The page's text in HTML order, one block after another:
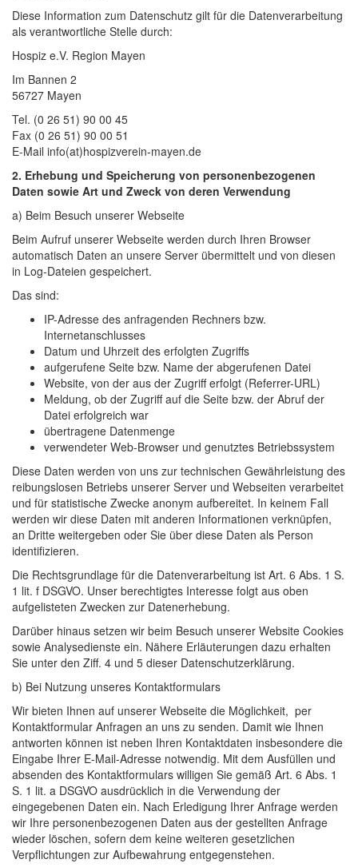
Diese Information zum Datenschutz gilt für die Datenverarbeitung
als verantwortliche Stelle durch:
Hospiz e.V. Region Mayen
Im Bannen 2
56727 Mayen
Tel. (0 26 51) 90 00 45
Fax (0 26 51) 90 00 51
E-Mail info(at)hospizverein-mayen.de
2. Erhebung und Speicherung von personenbezogenen
Daten sowie Art und Zweck von deren Verwendung
a) Beim Besuch unserer Webseite
Beim Aufruf unserer Webseite werden durch Ihren Browser
automatisch Daten an unsere Server übermittelt und von diesen
in Log-Dateien gespeichert.
Das sind:
IP-Adresse des anfragenden Rechners bzw.
Internetanschlusses
Datum und Uhrzeit des erfolgten Zugriffs
aufgerufene Seite bzw. Name der abgerufenen Datei
Website, von der aus der Zugriff erfolgt (Referrer-URL)
Meldung, ob der Zugriff auf die Seite bzw. der Abruf der
Datei erfolgreich war
übertragene Datenmenge
verwendeter Web-Browser und genutztes Betriebssystem
Diese Daten werden von uns zur technischen Gewährleistung des
reibungslosen Betriebs unserer Server und Webseiten verarbeitet
und für statistische Zwecke anonym aufbereitet. In keinem Fall
werden wir diese Daten mit anderen Informationen verknüpfen,
an Dritte weitergeben oder Sie über diese Daten als Person
identifizieren.
Die Rechtsgrundlage für die Datenverarbeitung ist Art. 6 Abs. 1 S.
1 lit. f DSGVO. Unser berechtigtes Interesse folgt aus oben
aufgelisteten Zwecken zur Datenerhebung.
Darüber hinaus setzen wir beim Besuch unserer Website Cookies
sowie Analysedienste ein. Nähere Erläuterungen dazu erhalten
Sie unter den Ziff. 4 und 5 dieser Datenschutzerklärung.
b) Bei Nutzung unseres Kontaktformulars
Wir bieten Ihnen auf unserer Webseite die Möglichkeit, per
Kontaktformular Anfragen an uns zu senden. Damit wie Ihnen
antworten können ist neben Ihren Kontaktdaten insbesondere die
Eingabe Ihrer E-Mail-Adresse notwendig. Mit dem Ausfüllen und
absenden des Kontaktformulars willigen Sie gemäß Art. 6 Abs. 1
S. 1 lit. a DSGVO ausdrücklich in die Verwendung der
eingegebenen Daten ein. Nach Erledigung Ihrer Anfrage werden
wir Ihre personenbezogenen Daten aus der gestellten Anfrage
wieder löschen, sofern dem keine weiteren gesetzlichen
Verpflichtungen zur Aufbewahrung entgegenstehen.